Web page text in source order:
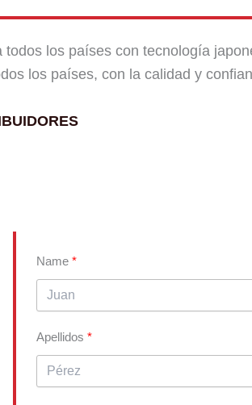
los países con tecnología
los países, con la calidad y
Name
Apellidos